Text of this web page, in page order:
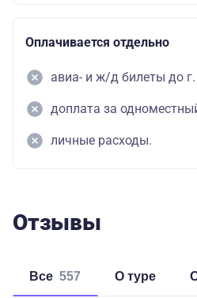
Оплачивается отдельно
авиа- и ж/д билеты до
доплата за
личные расходы.
Отзывы
Все 557 о туре